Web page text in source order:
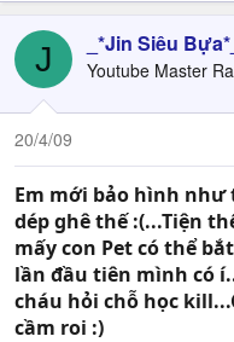
J _*Jin Siêu Bựa*_
Youtube Master
20/4/09
Em mới bảo hình
dép ghê thế :(...Tiện
mấy con Pet có thể
lần đầu tiên mình có
cháu hỏi chỗ học
cầm roi :)